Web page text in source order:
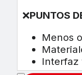
❌PUNTOS
Menos
Interfaz